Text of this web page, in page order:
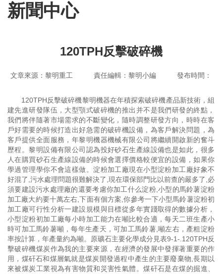
新聞中心
120TPH反擊破碎機
文章來源：黎明重工 責任編輯：黎明小編 發布時間：
120TPH反擊破碎機黎明機器在年積探索破碎機產品新技術，組
建先進研發隊伍，大型顎式破碎機的推出并不是我們研發的終點，
我們將伴隨著市場需求的不斷變化，隨時調整研發方向，時時在客
戶好需要的時候打造出好急需的破碎機設備，為客戶解決問題，為
客戶提供全面服務，年黎明機器機械有限公司將繼續開啟新的奮斗
歷程。黎明設備有限公司認為投好砂石生產線設備也是如此，很多
人在購買砂石生產線設備的時候會選擇價格較便宜的設備，如果你
學過管理學你不會這樣做。淀粉加工廠現在小型淀粉加工廠好象不
好混了,污水處理問題很難解決了,現在環保部門比以前查的嚴多了,必
須要建設污水處理廠的還要考慮你加工什么淀粉,小型的馬鈴薯淀粉
加工廠大約要十萬左右,下面有個方案,你參考一下小型馬鈴薯淀粉初
加工廠可行性分析一建設規模與目標從多年實踐取得的數據分析，
小型淀粉初加工廠每小時加工能力在噸比較合適，每天二班生產小
時可加工馬鈴薯噸，每年生產天，可加工馬鈴薯,噸左右，產粗淀粉
率按計算，年產量約為噸。原礦石主要化學成分見表9-1-.120TPH反
擊破碎機煤炭作為我的主要來源，在經濟的發展中發揮著重要的作
用，煤矸石和煤層氣就是煤炭開發過程中產生的主要廢棄物,長期以
來被煤炭工業視為有害物質和災害性氣體。煤矸石是在煤的掘進、